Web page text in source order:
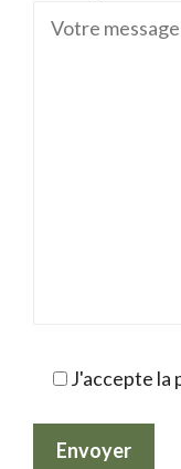
J'accepte la